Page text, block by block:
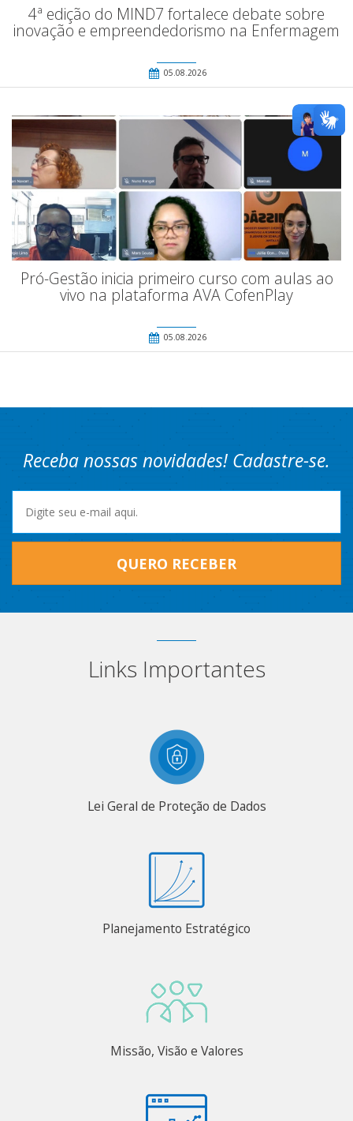
4ª edição do MIND7 fortalece debate sobre
inovação e empreendedorismo na Enfermagem
05.08.2026
Pró-Gestão inicia primeiro curso com aulas ao
vivo na plataforma AVA CofenPlay
05.08.2026
Receba nossas novidades! Cadastre-se.
QUERO RECEBER
Links Importantes
Lei Geral de Proteção de Dados
Planejamento Estratégico
Missão, Visão e Valores